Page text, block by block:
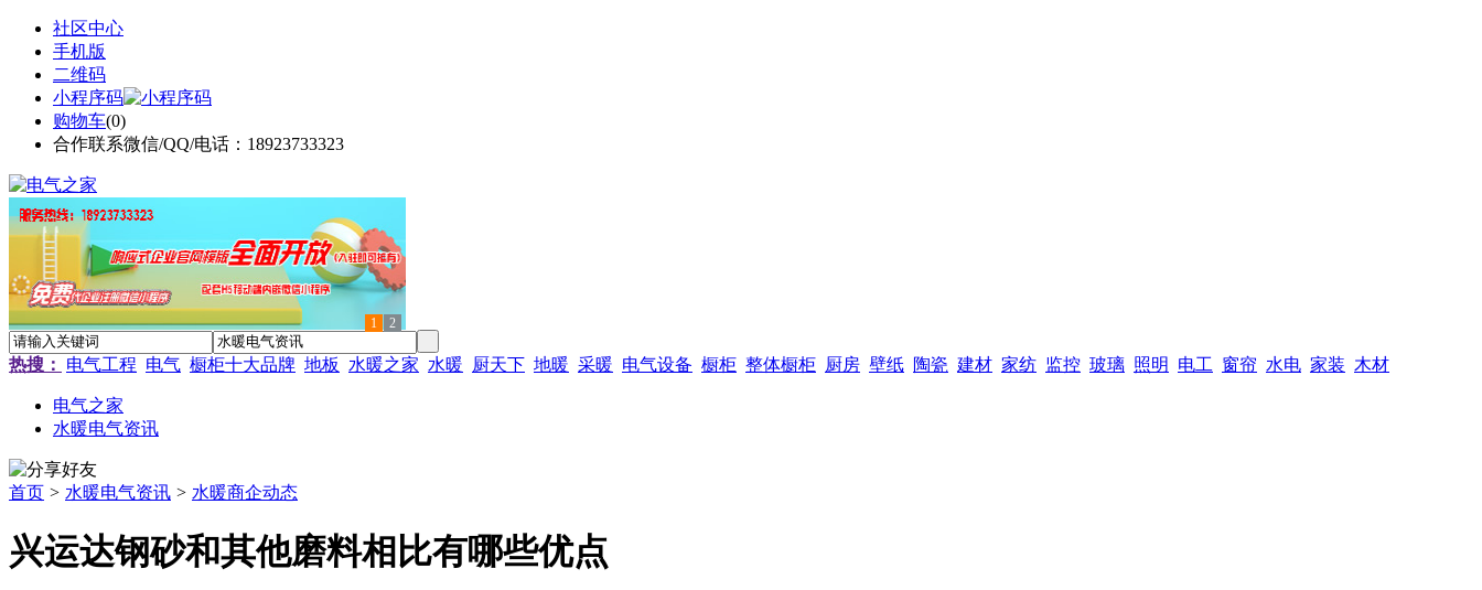
社区中心
手机版
二维码
小程序码
购物车(0)
合作联系微信/QQ/电话：18923733323
1 2
热搜： 电气工程 电气 橱柜十大品牌 地板 水暖之家 水暖 厨天下 地暖 采暖 电气设备 橱柜 整体橱柜 厨房 壁纸 陶瓷 建材 家纺 监控 玻璃 照明 电工 窗帘 水电 家装 木材
电气之家
水暖电气资讯
首页 > 水暖电气资讯 > 水暖商企动态
兴运达钢砂和其他磨料相比有哪些优点